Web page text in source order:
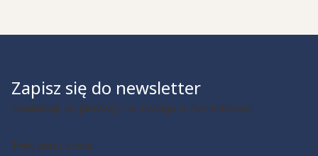
Zapisz się do newsletter
Dowiaduje się pierwszy, co nowego w Porcelanowej
Twój adres e-mail